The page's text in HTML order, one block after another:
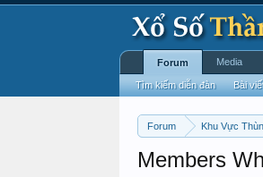
Forum Khu Vực
Members
Forum
Tìm kiếm diễn đàn Bài
Media